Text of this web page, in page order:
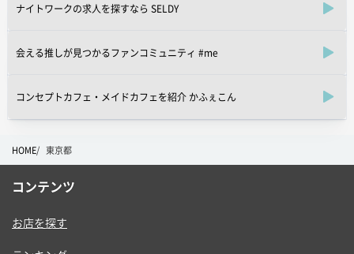
ナイトワークの求人を探すなら SELDY
会える推しが見つかるファンコミュニティ #me
コンセプトカフェ・メイドカフェを紹介 かふぇこん
HOME 東京都
コンテンツ
お店を探す